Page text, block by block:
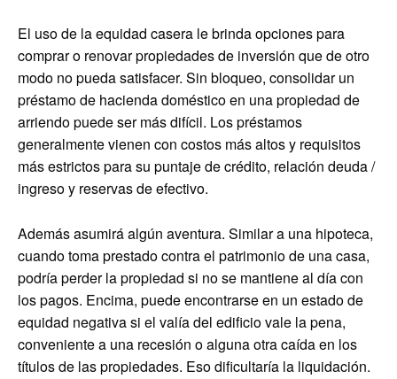
El uso de la equidad casera le brinda opciones para
comprar o renovar propiedades de inversión que de otro
modo no pueda satisfacer. Sin bloqueo, consolidar un
préstamo de hacienda doméstico en una propiedad de
arriendo puede ser más difícil. Los préstamos
generalmente vienen con costos más altos y requisitos
más estrictos para su puntaje de crédito, relación deuda /
ingreso y reservas de efectivo.
Además asumirá algún aventura. Similar a una hipoteca,
cuando toma prestado contra el patrimonio de una casa,
podría perder la propiedad si no se mantiene al día con
los pagos. Encima, puede encontrarse en un estado de
equidad negativa si el valía del edificio vale la pena,
conveniente a una recesión o alguna otra caída en los
títulos de las propiedades. Eso dificultaría la liquidación.